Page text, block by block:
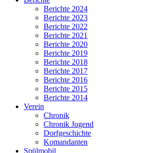
Berichte 2024
Berichte 2023
Berichte 2022
Berichte 2021
Berichte 2020
Berichte 2019
Berichte 2018
Berichte 2017
Berichte 2016
Berichte 2015
Berichte 2014
Verein
Chronik
Chronik Jugend
Dorfgeschichte
Komandanten
Spülmobil